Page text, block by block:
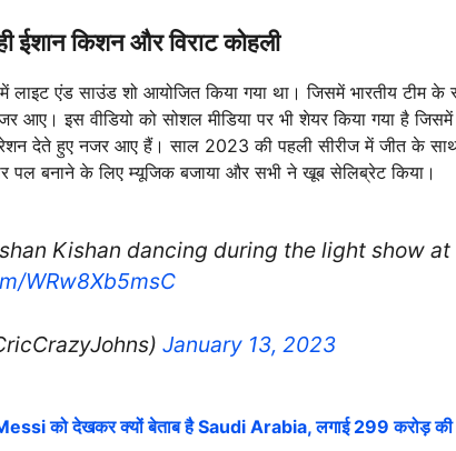
ईशान किशन और विराट कोहली
लाइट एंड साउंड शो आयोजित किया गया था। जिसमें भारतीय टीम के
आए। इस वीडियो को सोशल मीडिया पर भी शेयर किया गया है
देते हुए नजर आए हैं। साल 2023 की पहली सीरीज में जीत के
पल बनाने के लिए म्यूजिक बजाया और सभी ने खूब सेलिब्रेट किया।
Kishan dancing during the light show at
WRw8Xb5msC
January 13, 2023
को देखकर क्यों बेताब है Saudi Arabia, लगाई 299 करोड़ की